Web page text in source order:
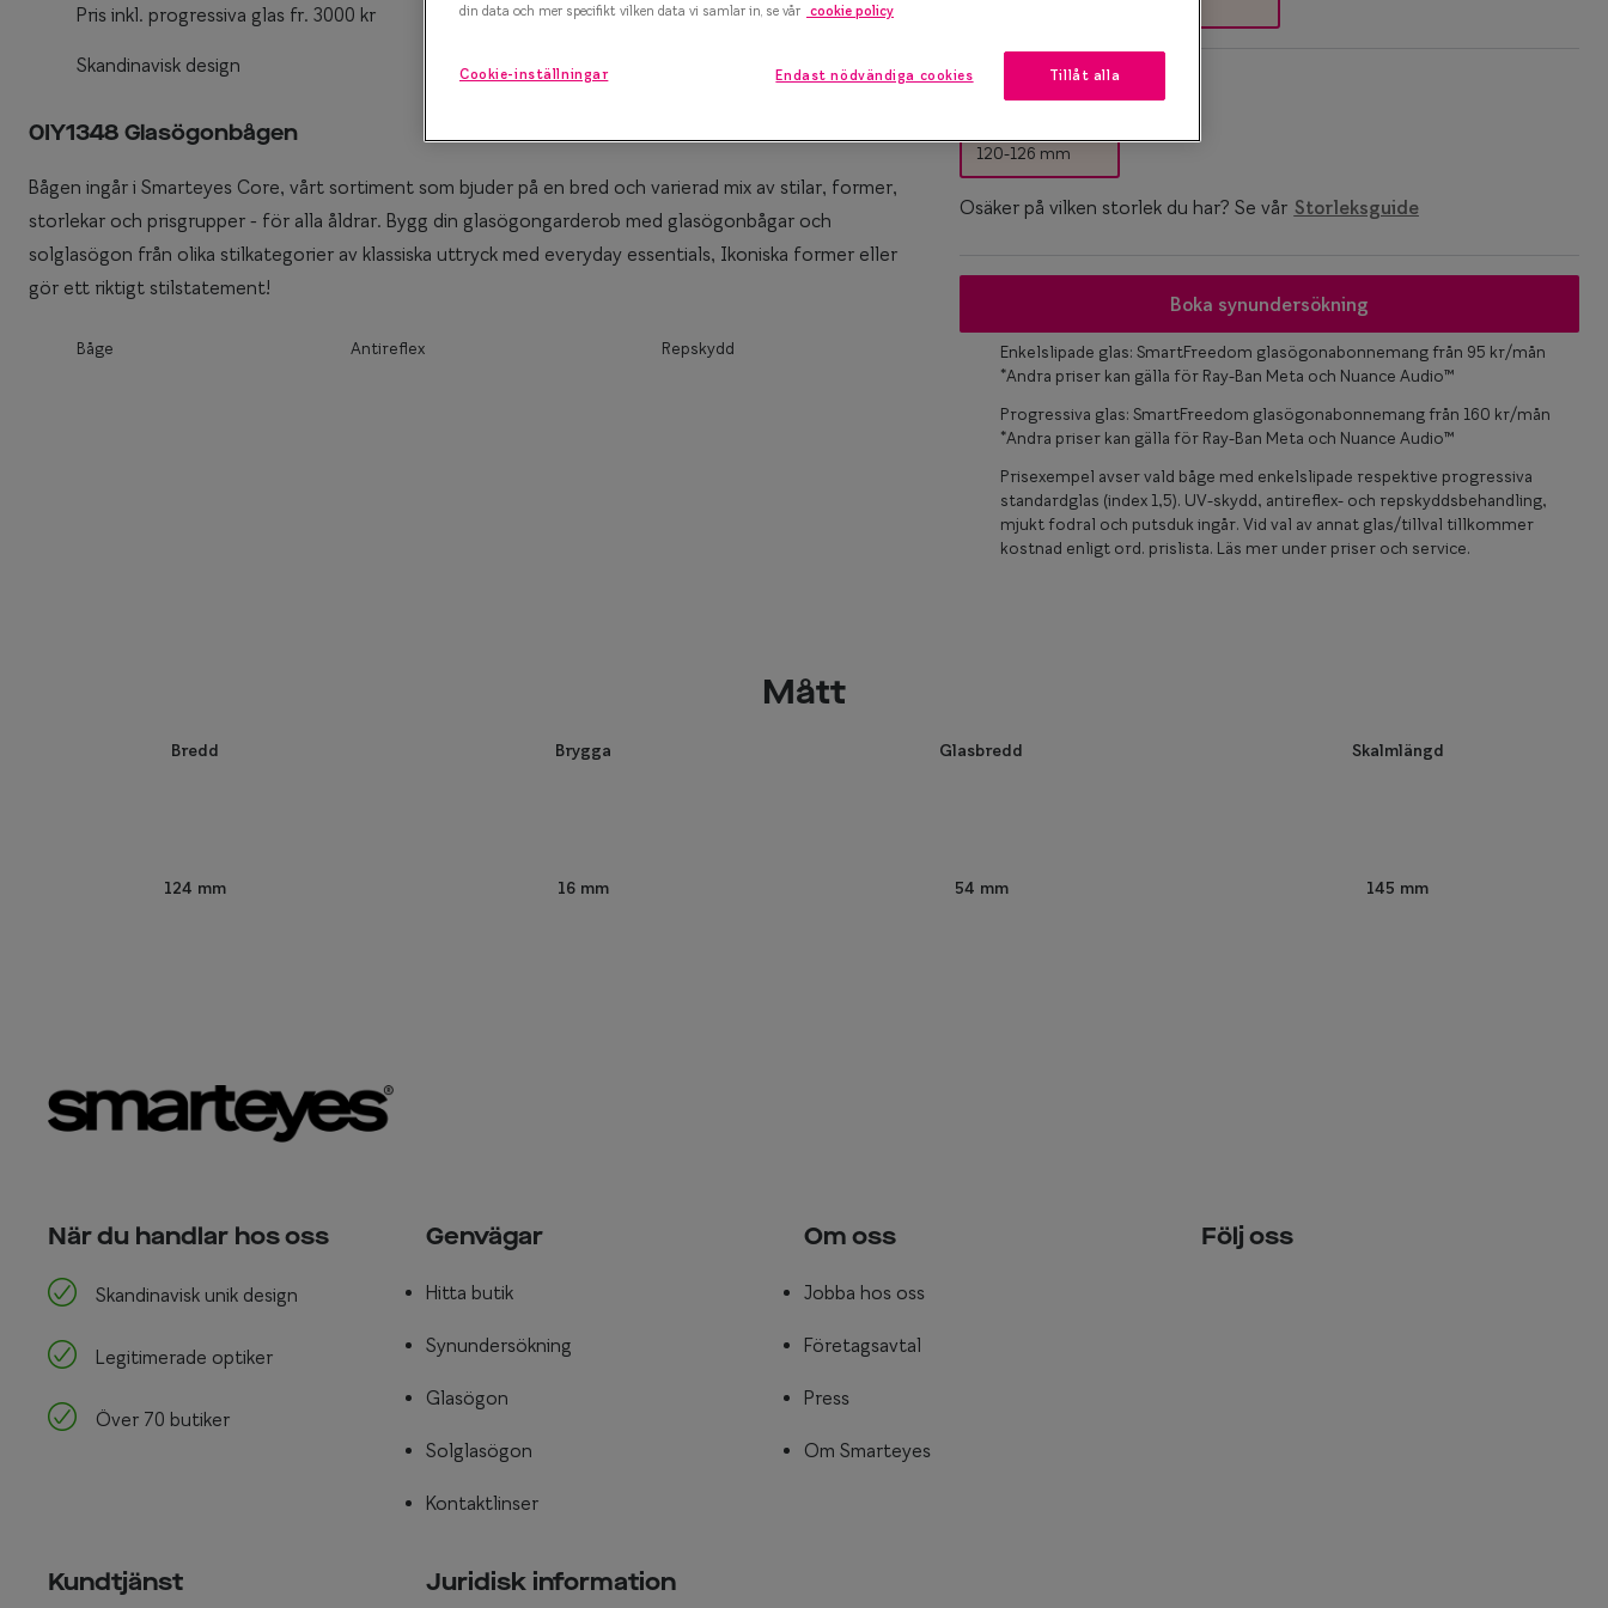
Oscar Jacobson x Smarteyes
Bågstorlek
120-126 mm
Osäker på vilken storlek du har? Se vår Storleksguide
Boka synundersökning
Enkelslipade glas: SmartFreedom glasögonabonnemang från 95 kr/mån
*Andra priser kan gälla för Ray-Ban Meta och Nuance Audio™
Progressiva glas: SmartFreedom glasögonabonnemang från 160 kr/mån
*Andra priser kan gälla för Ray-Ban Meta och Nuance Audio™
Prisexempel avser vald båge med enkelslipade respektive progressiva
standardglas (index 1,5). UV-skydd, antireflex- och repskyddsbehandling,
mjukt fodral och putsduk ingår. Vid val av annat glas/tillval tillkommer
kostnad enligt ord. prislista. Läs mer under priser och service.
Pris inkl. progressiva glas fr. 3000 kr
Skandinavisk design
0IY1348 Glasögonbågen
Bågen ingår i Smarteyes Core, vårt sortiment som bjuder på en bred och varierad mix av stilar, former,
storlekar och prisgrupper - för alla åldrar. Bygg din glasögongarderob med glasögonbågar och
solglasögon från olika stilkategorier av klassiska uttryck med everyday essentials, Ikoniska former eller
gör ett riktigt stilstatement!
Båge Antireflex Repskydd
Mått
Bredd
124 mm
Brygga
16 mm
Glasbredd
54 mm
Skalmlängd
145 mm
När du handlar hos oss
Skandinavisk unik design
Legitimerade optiker
Över 70 butiker
Genvägar
Hitta butik
Synundersökning
Glasögon
Solglasögon
Kontaktlinser
Om oss
Jobba hos oss
Företagsavtal
Press
Om Smarteyes
Kundtjänst Juridisk information
Följ oss
din data och mer specifikt vilken data vi samlar in, se vår cookie policy
Cookie-inställningar Endast nödvändiga cookies Tillåt alla